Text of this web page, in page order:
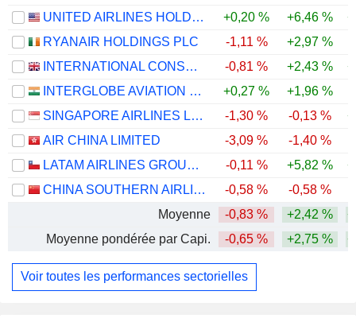
UNITED AIRLINES HOLDINGS, INC.
+0,20 % +6,46 %
RYANAIR HOLDINGS PLC
-1,11 % +2,97 %
INTERNATIONAL CONSOLIDATED AIRLINES GROUP, S.A.
-0,81 % +2,43 %
INTERGLOBE AVIATION LIMITED
+0,27 % +1,96 %
SINGAPORE AIRLINES LIMITED
-1,30 % -0,13 %
AIR CHINA LIMITED
-3,09 % -1,40 %
LATAM AIRLINES GROUP S.A.
-0,11 % +5,82 %
CHINA SOUTHERN AIRLINES COMPANY LIMITED
-0,58 % -0,58 %
Moyenne
-0,83 % +2,42 %
Moyenne pondérée par Capi.
-0,65 % +2,75 %
Voir toutes les performances sectorielles